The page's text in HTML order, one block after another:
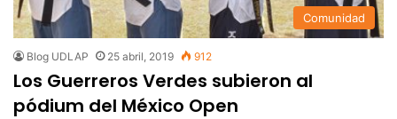
Comunidad
Blog UDLAP 25 abril, 2019 912
Los Guerreros Verdes subieron al
pódium del México Open